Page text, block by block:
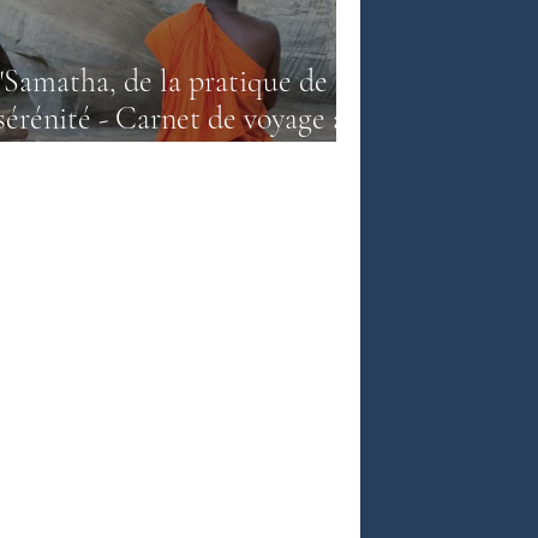
népalaise
de la pratique de la
- Carnet de voyage au